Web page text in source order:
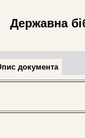
Державна
документа